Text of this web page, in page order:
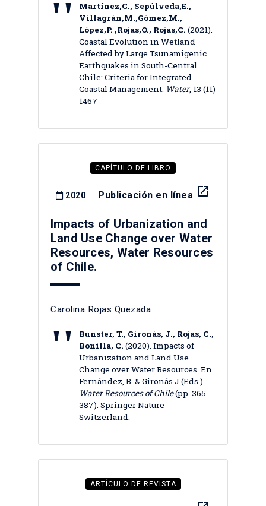
Martínez,C., Sepúlveda,E.,
Villagrán,M.,Gómez,M.,
López,P. ,Rojas,O., Rojas,C. (2021).
Coastal Evolution in Wetland
Affected by Large Tsunamigenic
Earthquakes in South-Central
Chile: Criteria for Integrated
Coastal Management. Water, 13 (11)
1467
CAPÍTULO DE LIBRO
2020 Publicación en línea launch
Impacts of Urbanization and
Land Use Change over Water
Resources, Water Resources
of Chile.
Carolina Rojas Quezada
Bunster, T., Gironás, J., Rojas, C.,
Bonilla, C. (2020). Impacts of
Urbanization and Land Use
Change over Water Resources. En
Fernández, B. & Gironás J.(Eds.)
Water Resources of Chile(pp. 365-
387). Springer Nature
Switzerland.
ARTÍCULO DE REVISTA